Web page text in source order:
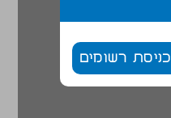
כניסת רשומים